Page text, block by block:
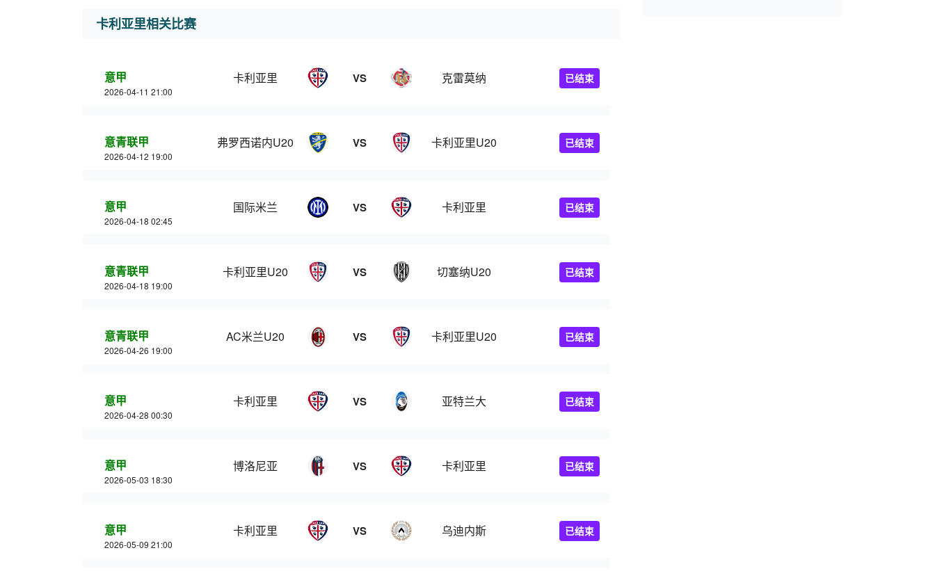
卡利亚里相关比赛
意甲
2026-04-11 21:00
卡利亚里 VS 克雷莫纳 已结束
意青联甲
2026-04-12 19:00
弗罗西诺内U20 VS 卡利亚里U20 已结束
意甲
2026-04-18 02:45
国际米兰 VS 卡利亚里 已结束
意青联甲
2026-04-18 19:00
卡利亚里U20 VS 切塞纳U20 已结束
意青联甲
2026-04-26 19:00
AC米兰U20 VS 卡利亚里U20 已结束
意甲
2026-04-28 00:30
卡利亚里 VS 亚特兰大 已结束
意甲
2026-05-03 18:30
博洛尼亚 VS 卡利亚里 已结束
意甲
2026-05-09 21:00
卡利亚里 VS 乌迪内斯 已结束